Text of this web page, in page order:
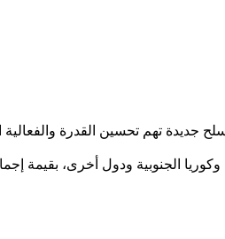
تهم تحسين القدرة والفعالية